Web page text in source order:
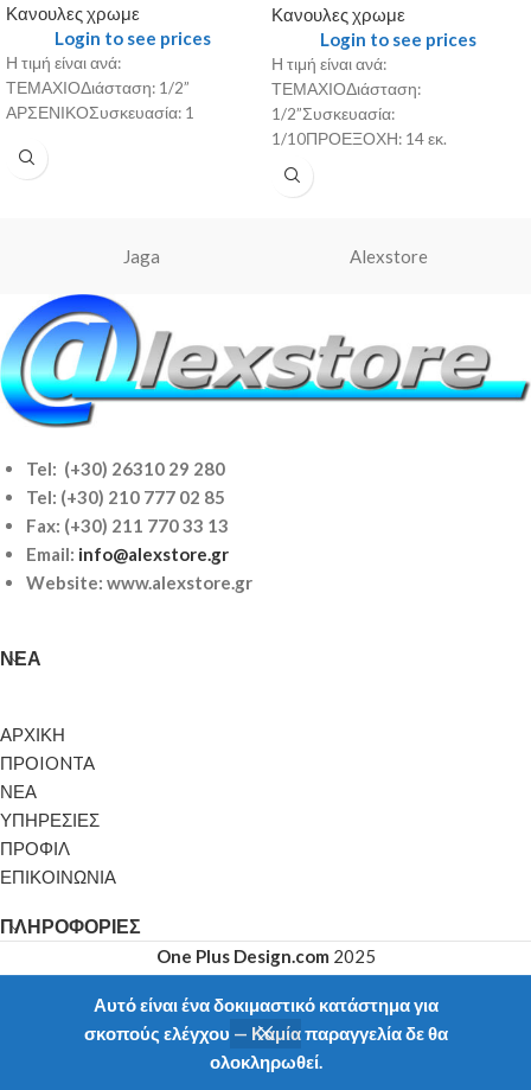
Αυτό είναι ένα δοκιμαστικό κατάστημα για
σκοπούς ελέγχου — Καμία παραγγελία δε θα
ολοκληρωθεί.
Κανουλες χρωμε
Login to see prices
Η τιμή είναι ανά:
ΤΕΜΑΧΙΟΔιάσταση: 1/2”
ΑΡΣΕΝΙΚΟΣυσκευασία: 1
Κανουλες χρωμε
Login to see prices
Η τιμή είναι ανά:
ΤΕΜΑΧΙΟΔιάσταση:
1/2”Συσκευασία:
1/10ΠΡΟΕΞΟΧΗ: 14 εκ.
Jaga Alexstore
Tel: (+30) 26310 29 280
Tel: (+30) 210 777 02 85
Fax: (+30) 211 770 33 13
Email: info@alexstore.gr
Website: www.alexstore.gr
ΝΈΑ
ΑΡΧΙΚΗ
ΠΡΟIONTA
ΝΕΑ
ΥΠΗΡΕΣΙΕΣ
ΠΡΟΦΙΛ
ΕΠΙΚΟΙΝΩΝΙΑ
ΠΛΗΡΟΦΟΡΊΕΣ
One Plus Design.com 2025